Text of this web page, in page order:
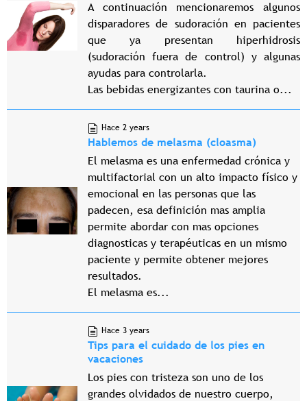
A continuación mencionaremos algunos
disparadores de sudoración en pacientes
que ya presentan hiperhidrosis
(sudoración fuera de control) y algunas
ayudas para controlarla.
Las bebidas energizantes con taurina o...
Hace 2 years
Hablemos de melasma (cloasma)
El melasma es una enfermedad crónica y
multifactorial con un alto impacto físico y
emocional en las personas que las
padecen, esa definición mas amplia
permite abordar con mas opciones
diagnosticas y terapéuticas en un mismo
paciente y permite obtener mejores
resultados.
El melasma es...
Hace 3 years
Tips para el cuidado de los pies en
vacaciones
Los pies con tristeza son uno de los
grandes olvidados de nuestro cuerpo,